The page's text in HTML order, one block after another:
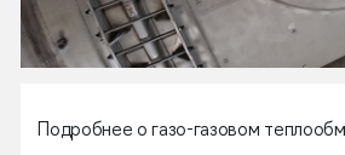
Подробнее о газо-газовом